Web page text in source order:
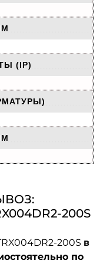
(IP)
200S
200S в
по